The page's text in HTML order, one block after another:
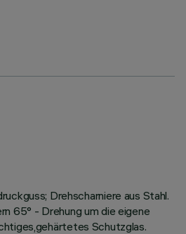
Drehscharniere aus Stahl.
65° - Drehung um die eigene
Schutzglas.